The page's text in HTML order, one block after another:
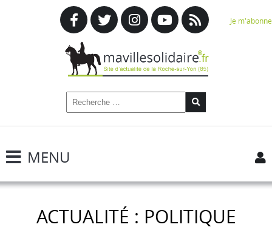
Je m'abonne
MENU
ACTUALITÉ : POLITIQUE